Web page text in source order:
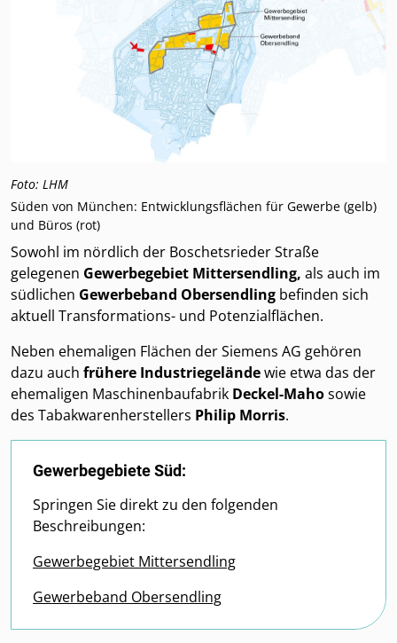
Foto: LHM
Süden von München: Entwicklungsflächen für Gewerbe (gelb)
und Büros (rot)
Sowohl im nördlich der Boschetsrieder Straße
gelegenen Gewerbegebiet Mittersendling, als auch im
südlichen Gewerbeband Obersendling befinden sich
aktuell Transformations- und Potenzialflächen.
Neben ehemaligen Flächen der Siemens AG gehören
dazu auch frühere Industriegeländewie etwa das der
ehemaligen Maschinenbaufabrik Deckel-Mahosowie
des Tabakwarenherstellers Philip Morris.
Gewerbegebiete Süd:
Springen Sie direkt zu den folgenden
Beschreibungen:
Gewerbegebiet Mittersendling
Gewerbeband Obersendling